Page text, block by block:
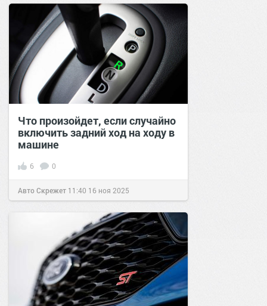
Что произойдет, если случайно
включить задний ход на ходу в
машине
6 0
Авто Скрежет 11:40 16 ноя 2025